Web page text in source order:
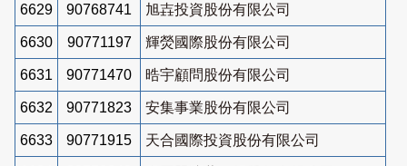
6629 90768741 旭壵投資股份有限公司
6630 90771197 輝熒國際股份有限公司
6631 90771470 晧宇顧問股份有限公司
6632 90771823 安集事業股份有限公司
6633 90771915 天合國際投資股份有限公司